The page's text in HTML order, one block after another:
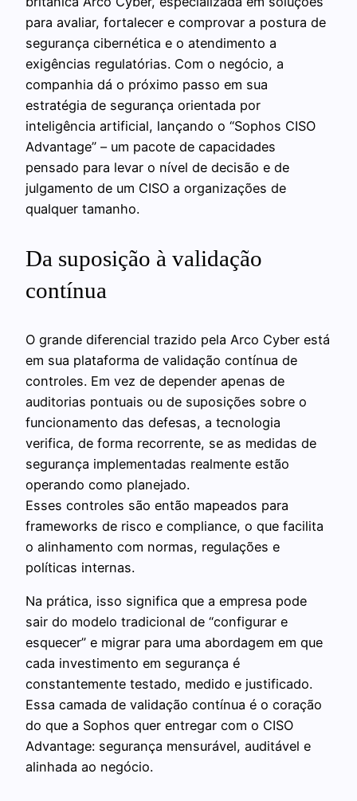
para avaliar, fortalecer e comprovar a postura de
segurança cibernética e o atendimento a
exigências regulatórias. Com o negócio, a
companhia dá o próximo passo em sua
estratégia de segurança orientada por
inteligência artificial, lançando o “Sophos CISO
Advantage” – um pacote de capacidades
pensado para levar o nível de decisão e de
julgamento de um CISO a organizações de
qualquer tamanho.
Da suposição à validação
contínua
O grande diferencial trazido pela Arco Cyber está
em sua plataforma de validação contínua de
controles. Em vez de depender apenas de
auditorias pontuais ou de suposições sobre o
funcionamento das defesas, a tecnologia
verifica, de forma recorrente, se as medidas de
segurança implementadas realmente estão
operando como planejado.
Esses controles são então mapeados para
frameworks de risco e compliance, o que facilita
o alinhamento com normas, regulações e
políticas internas.
Na prática, isso significa que a empresa pode
sair do modelo tradicional de “configurar e
esquecer” e migrar para uma abordagem em que
cada investimento em segurança é
constantemente testado, medido e justificado.
Essa camada de validação contínua é o coração
do que a Sophos quer entregar com o CISO
Advantage: segurança mensurável, auditável e
alinhada ao negócio.